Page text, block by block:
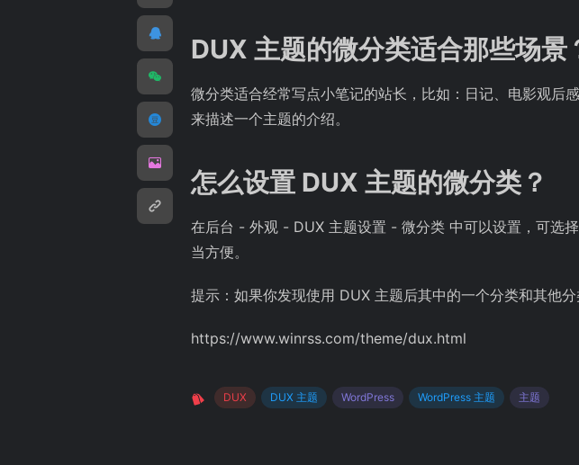
DUX 主题的微分类适合那些场景
微分类适合经常写点小笔记的站长，比如：日记、电影观后
来描述一个主题的介绍。
怎么设置 DUX 主题的微分类？
在后台 - 外观 - DUX 主题设置 - 微分类 中可以设置，可选
当方便。
提示：如果你发现使用 DUX 主题后其中的一个分类和其他
https://www.winrss.com/theme/dux.html
DUX DUX 主题 WordPress WordPress 主题 主题